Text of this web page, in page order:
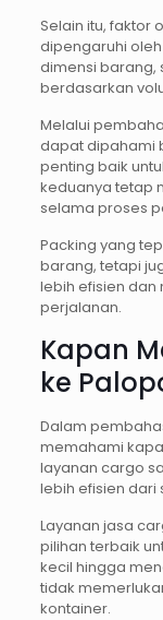
Selain itu, faktor
dipengaruhi
dimensi barang,
berdasarkan
Melalui
dapat dipahami
penting baik
keduanya tetap
selama proses
Packing yang
barang, tetapi
lebih efisien dan
perjalanan.
Kapan
ke
Dalam
memahami
layanan cargo
lebih efisien dari
Layanan jasa
pilihan terbaik
kecil hingga
tidak
kontainer.